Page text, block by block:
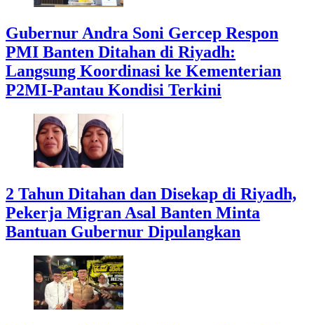
Gubernur Andra Soni Gercep Respon
PMI Banten Ditahan di Riyadh:
Langsung Koordinasi ke Kementerian
P2MI-Pantau Kondisi Terkini
2 Tahun Ditahan dan Disekap di Riyadh,
Pekerja Migran Asal Banten Minta
Bantuan Gubernur Dipulangkan